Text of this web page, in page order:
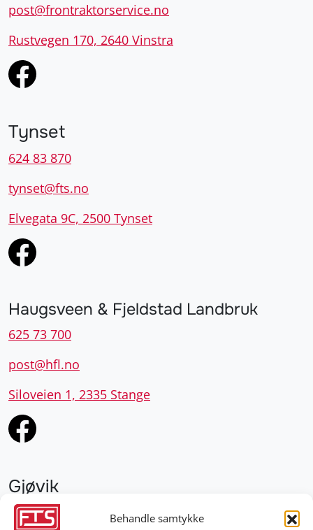
Behandle samtykke
post@frontraktorservice.no
Rustvegen 170, 2640 Vinstra
Tynset
624 83 870
tynset@fts.no
Elvegata 9C, 2500 Tynset
Haugsveen & Fjeldstad Landbruk
625 73 700
post@hfl.no
Siloveien 1, 2335 Stange
Gjøvik
952 28 000